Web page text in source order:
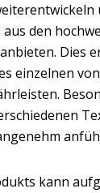
den
Dies
einzelnen
kann